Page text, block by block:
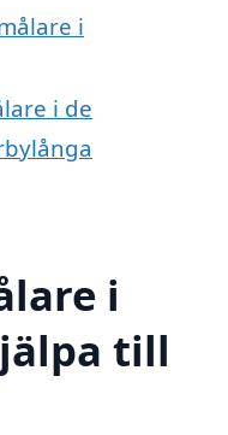
i
i de
i
till